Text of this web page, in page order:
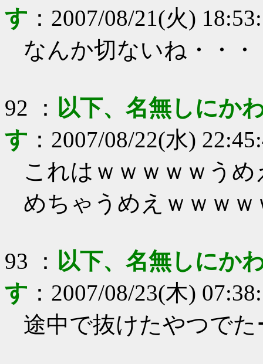
す ： 2007/08/21(火)
なんか切ないね・・・
92 ： 以下、名無しにか
す ： 2007/08/22(水)
これはｗｗｗｗｗう
めちゃうめえｗｗｗｗ
93 ： 以下、名無しにか
す ： 2007/08/23(木)
途中で抜けたやつで